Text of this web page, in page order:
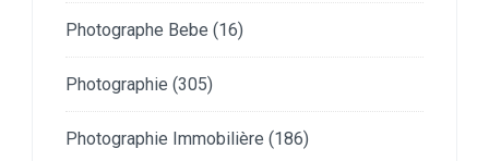
Photographe Bebe (16)
Photographie (305)
Photographie Immobilière (186)